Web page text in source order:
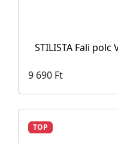
STILISTA Fali
9 690 Ft
TOP